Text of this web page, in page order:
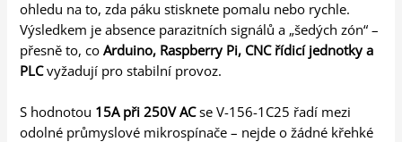
ohledu na to, zda páku stisknete pomalu nebo rychle.
Výsledkem je absence parazitních signálů a „šedých zón“ –
přesně to, coArduino, Raspberry Pi, CNC řídicí jednotky a
PLCvyžadují pro stabilní provoz.
S hodnotou 15A při 250V ACse V-156-1C25 řadí mezi
odolné průmyslové mikrospínače – nejde o žádné křehké